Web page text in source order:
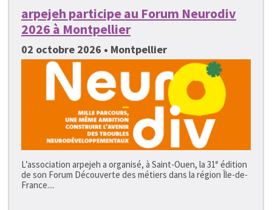
arpejeh participe au Forum Neurodiv
2026 à Montpellier
02 octobre 2026 • Montpellier
L’association arpejeh a organisé, à Saint-Ouen, la 31ᵉ édition
de son Forum Découverte des métiers dans la région Île-de-
France....